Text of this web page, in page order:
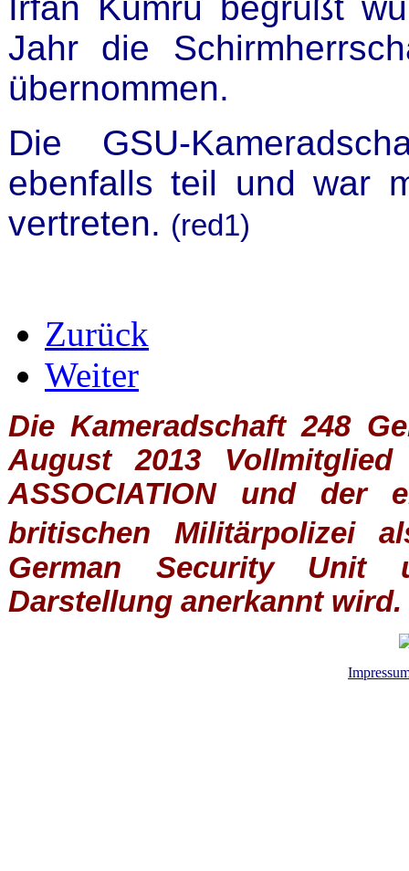
Jahr die
übernommen.
Die GSU-
ebenfalls teil und war
vertreten. (red1)
Zurück
Weiter
Die Kameradschaft 248
August 2013
ASSOCIATIONund der
britischen
Militärpolizei
German Security Unit
Darstellung anerkannt wird.